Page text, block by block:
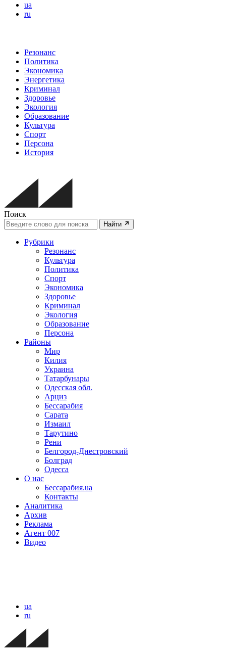
ua
ru
Резонанс
Политика
Экономика
Энергетика
Криминал
Здоровье
Экология
Образование
Культура
Спорт
Персона
История
Поиск
Найти
Рубрики
Резонанс
Культура
Политика
Спорт
Экономика
Здоровье
Криминал
Экология
Образование
Персона
Районы
Мир
Килия
Украина
Татарбунары
Одесская обл.
Арциз
Бессарабия
Сарата
Измаил
Тарутино
Рени
Белгород-Днестровский
Болград
Одесса
О нас
Бессарабия.ua
Контакты
Аналитика
Архив
Реклама
Агент 007
Видео
ua
ru